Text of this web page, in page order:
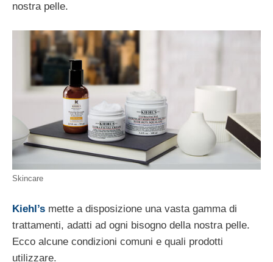
nostra pelle.
Skincare
Kiehl’s mette a disposizione una vasta gamma di
trattamenti, adatti ad ogni bisogno della nostra pelle.
Ecco alcune condizioni comuni e quali prodotti
utilizzare.